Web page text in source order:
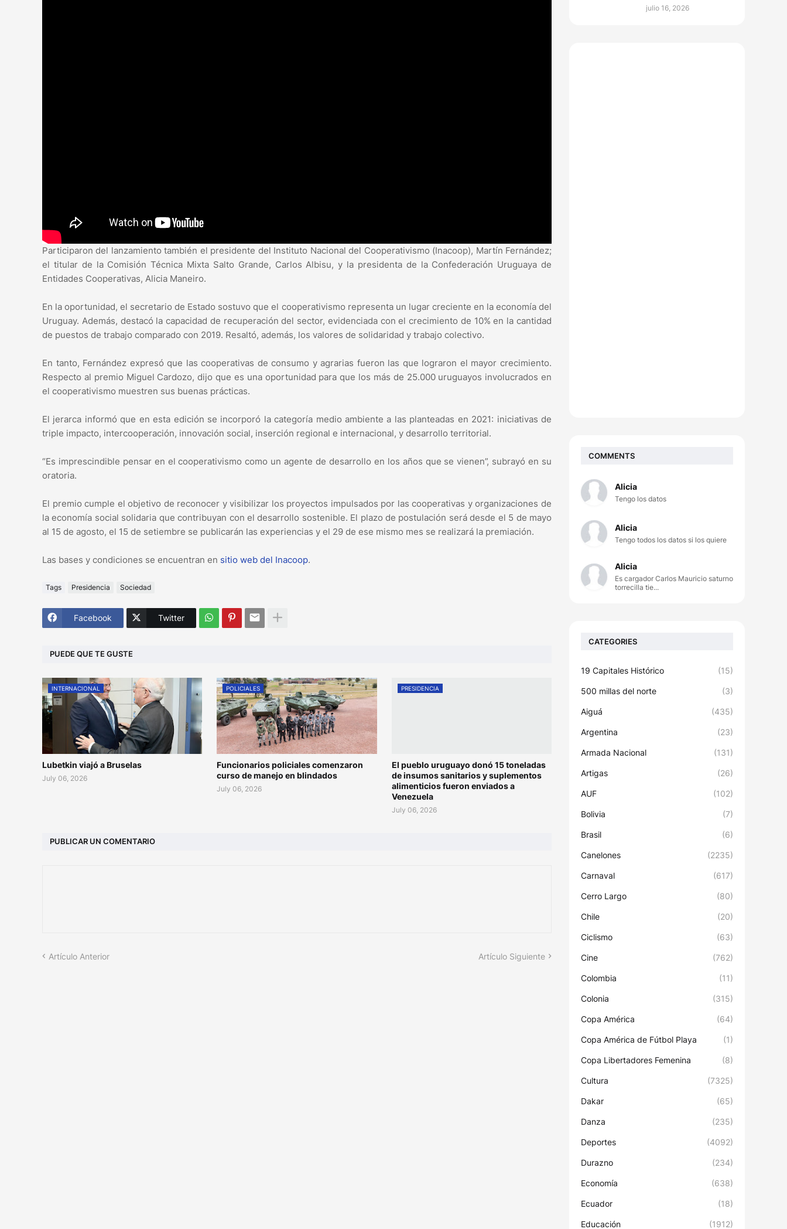
Participaron del lanzamiento también el presidente del Instituto Nacional del Cooperativismo (Inacoop), Martín Fernández;
el titular de la Comisión Técnica Mixta Salto Grande, Carlos Albisu, y la presidenta de la Confederación Uruguaya de
Entidades Cooperativas, Alicia Maneiro.
En la oportunidad, el secretario de Estado sostuvo que el cooperativismo representa un lugar creciente en la economía del
Uruguay. Además, destacó la capacidad de recuperación del sector, evidenciada con el crecimiento de 10% en la cantidad
de puestos de trabajo comparado con 2019. Resaltó, además, los valores de solidaridad y trabajo colectivo.
En tanto, Fernández expresó que las cooperativas de consumo y agrarias fueron las que lograron el mayor crecimiento.
Respecto al premio Miguel Cardozo, dijo que es una oportunidad para que los más de 25.000 uruguayos involucrados en
el cooperativismo muestren sus buenas prácticas.
El jerarca informó que en esta edición se incorporó la categoría medio ambiente a las planteadas en 2021: iniciativas de
triple impacto, intercooperación, innovación social, inserción regional e internacional, y desarrollo territorial.
“Es imprescindible pensar en el cooperativismo como un agente de desarrollo en los años que se vienen”, subrayó en su
oratoria.
El premio cumple el objetivo de reconocer y visibilizar los proyectos impulsados por las cooperativas y organizaciones de
la economía social solidaria que contribuyan con el desarrollo sostenible. El plazo de postulación será desde el 5 de mayo
al 15 de agosto, el 15 de setiembre se publicarán las experiencias y el 29 de ese mismo mes se realizará la premiación.
Las bases y condiciones se encuentran en sitio web del Inacoop.
Tags Presidencia Sociedad
Facebook Twitter
PUEDE QUE TE GUSTE
INTERNACIONAL
Lubetkin viajó a Bruselas
July 06, 2026
POLICIALES
Funcionarios policiales comenzaron
curso de manejo en blindados
July 06, 2026
PRESIDENCIA
El pueblo uruguayo donó 15 toneladas
de insumos sanitarios y suplementos
alimenticios fueron enviados a
Venezuela
July 06, 2026
PUBLICAR UN COMENTARIO
Artículo Anterior Artículo Siguiente
julio 16, 2026
COMMENTS
Alicia
Tengo los datos
Alicia
Tengo todos los datos si los quiere
Alicia
Es cargador Carlos Mauricio saturno
torrecilla tie...
CATEGORIES
19 Capitales Histórico (15)
500 millas del norte (3)
Aiguá (435)
Argentina (23)
Armada Nacional (131)
Artigas (26)
AUF (102)
Bolivia (7)
Brasil (6)
Canelones (2235)
Carnaval (617)
Cerro Largo (80)
Chile (20)
Ciclismo (63)
Cine (762)
Colombia (11)
Colonia (315)
Copa América (64)
Copa América de Fútbol Playa (1)
Copa Libertadores Femenina (8)
Cultura (7325)
Dakar (65)
Danza (235)
Deportes (4092)
Durazno (234)
Economía (638)
Ecuador (18)
Educación (1912)